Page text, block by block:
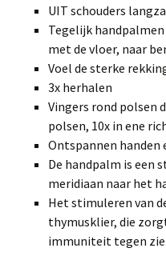
UIT schouders
Tegelijk
met de vloer, naar
Voel de sterke
3x herhalen
Vingers rond polsen
polsen, 10x in ene
Ontspannen handen
De handpalm is een
meridiaan naar het
Het stimuleren van
thymusklier, die
immuniteit tegen